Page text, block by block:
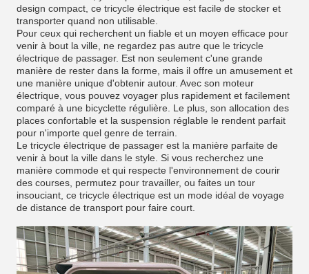
design compact, ce tricycle électrique est facile de stocker et
transporter quand non utilisable.
Pour ceux qui recherchent un fiable et un moyen efficace pour
venir à bout la ville, ne regardez pas autre que le tricycle
électrique de passager. Est non seulement c'une grande
manière de rester dans la forme, mais il offre un amusement et
une manière unique d'obtenir autour. Avec son moteur
électrique, vous pouvez voyager plus rapidement et facilement
comparé à une bicyclette régulière. Le plus, son allocation des
places confortable et la suspension réglable le rendent parfait
pour n'importe quel genre de terrain.
Le tricycle électrique de passager est la manière parfaite de
venir à bout la ville dans le style. Si vous recherchez une
manière commode et qui respecte l'environnement de courir
des courses, permutez pour travailler, ou faites un tour
insouciant, ce tricycle électrique est un mode idéal de voyage
de distance de transport pour faire court.